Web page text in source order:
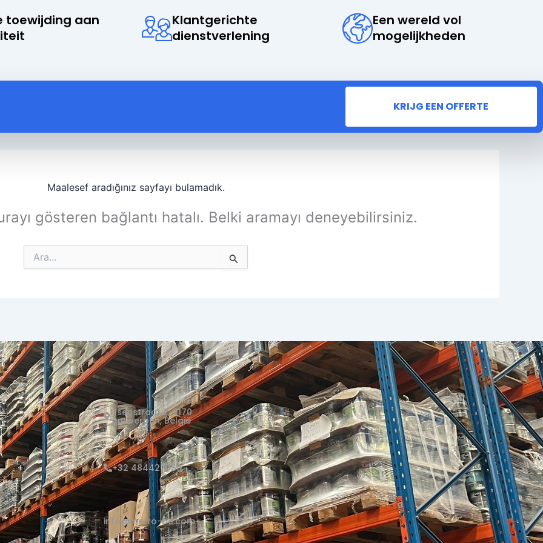
toewijding aan
Klantgerichte
dienstverlening
Een wereld vol
mogelijkheden
KRIJG EEN OFFERTE
Maalesef aradığınız sayfayı bulamadık.
gösteren bağlantı hatalı. Belki aramayı deneyebilirsiniz.
Search
for:
Elsenstraat 2, 2170
Antwerpen, België
+32 484427059
info@metro-be.com